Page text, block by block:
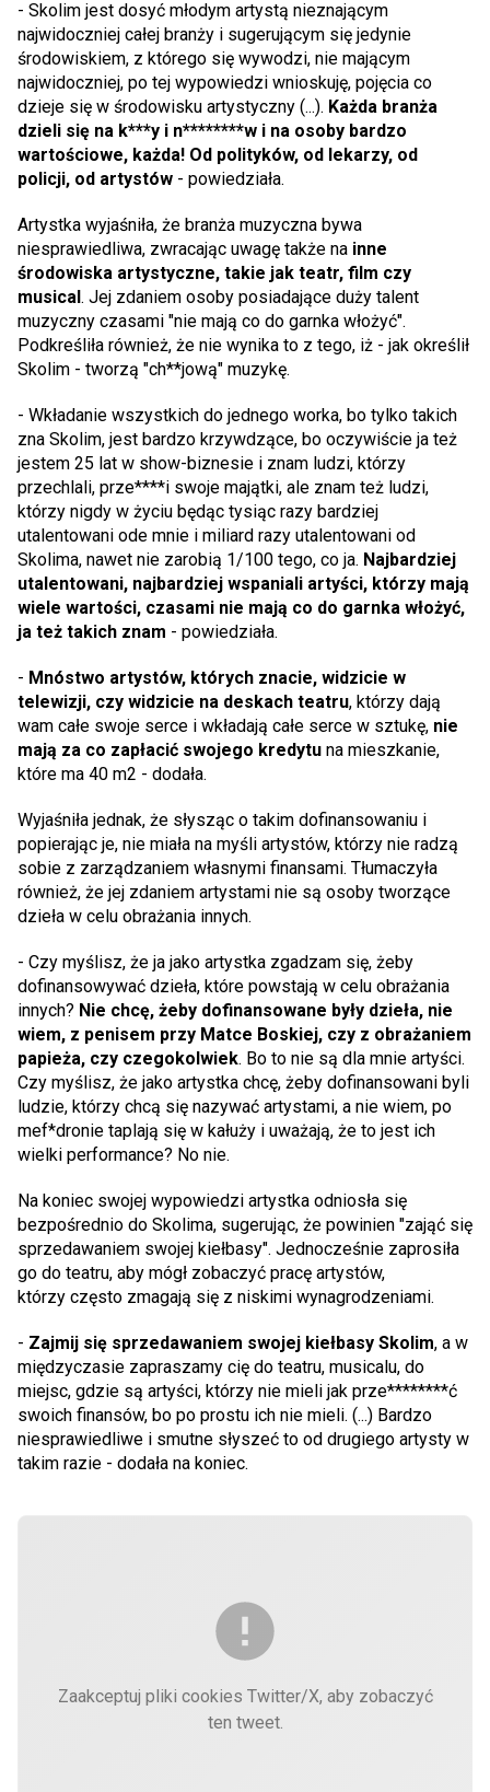
- Skolim jest dosyć młodym artystą nieznającym
najwidoczniej całej branży i sugerującym się jedynie
środowiskiem, z którego się wywodzi, nie mającym
najwidoczniej, po tej wypowiedzi wnioskuję, pojęcia co
dzieje się w środowisku artystyczny (...). Każda branża
dzieli się na k***y i n********w i na osoby bardzo
wartościowe, każda! Od polityków, od lekarzy, od
policji, od artystów - powiedziała.
Artystka wyjaśniła, że branża muzyczna bywa
niesprawiedliwa, zwracając uwagę także na inne
środowiska artystyczne, takie jak teatr, film czy
musical. Jej zdaniem osoby posiadające duży talent
muzyczny czasami "nie mają co do garnka włożyć".
Podkreśliła również, że nie wynika to z tego, iż - jak określił
Skolim - tworzą "ch**jową" muzykę.
- Wkładanie wszystkich do jednego worka, bo tylko takich
zna Skolim, jest bardzo krzywdzące, bo oczywiście ja też
jestem 25 lat w show-biznesie i znam ludzi, którzy
przechlali, prze****i swoje majątki, ale znam też ludzi,
którzy nigdy w życiu będąc tysiąc razy bardziej
utalentowani ode mnie i miliard razy utalentowani od
Skolima, nawet nie zarobią 1/100 tego, co ja. Najbardziej
utalentowani, najbardziej wspaniali artyści, którzy mają
wiele wartości, czasami nie mają co do garnka włożyć,
ja też takich znam - powiedziała.
- Mnóstwo artystów, których znacie, widzicie w
telewizji, czy widzicie na deskach teatru, którzy dają
wam całe swoje serce i wkładają całe serce w sztukę, nie
mają za co zapłacić swojego kredytu na mieszkanie,
które ma 40 m2 - dodała.
Wyjaśniła jednak, że słysząc o takim dofinansowaniu i
popierając je, nie miała na myśli artystów, którzy nie radzą
sobie z zarządzaniem własnymi finansami. Tłumaczyła
również, że jej zdaniem artystami nie są osoby tworzące
dzieła w celu obrażania innych.
- Czy myślisz, że ja jako artystka zgadzam się, żeby
dofinansowywać dzieła, które powstają w celu obrażania
innych? Nie chcę, żeby dofinansowane były dzieła, nie
wiem, z penisem przy Matce Boskiej, czy z obrażaniem
papieża, czy czegokolwiek. Bo to nie są dla mnie artyści.
Czy myślisz, że jako artystka chcę, żeby dofinansowani byli
ludzie, którzy chcą się nazywać artystami, a nie wiem, po
mef*dronie taplają się w kałuży i uważają, że to jest ich
wielki performance? No nie.
Na koniec swojej wypowiedzi artystka odniosła się
bezpośrednio do Skolima, sugerując, że powinien "zająć się
sprzedawaniem swojej kiełbasy". Jednocześnie zaprosiła
go do teatru, aby mógł zobaczyć pracę artystów,
którzy często zmagają się z niskimi wynagrodzeniami.
- Zajmij się sprzedawaniem swojej kiełbasy Skolim, a w
międzyczasie zapraszamy cię do teatru, musicalu, do
miejsc, gdzie są artyści, którzy nie mieli jak prze********ć
swoich finansów, bo po prostu ich nie mieli. (...) Bardzo
niesprawiedliwe i smutne słyszeć to od drugiego artysty w
takim razie - dodała na koniec.
Zaakceptuj pliki cookies Twitter/X, aby zobaczyć
ten tweet.